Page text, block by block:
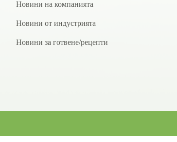
Новини на компанията
Новини от индустрията
Новини за готвене/рецепти